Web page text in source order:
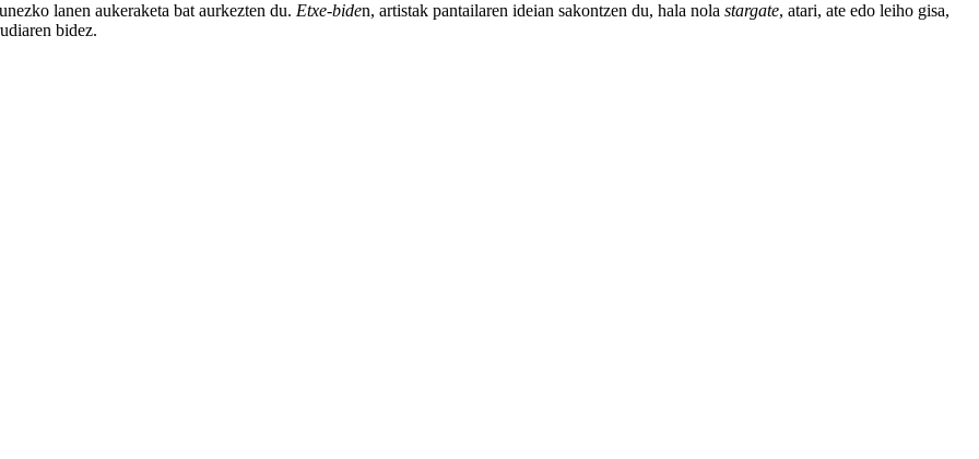
lanen aukeraketa bat aurkezten du. Etxe-biden, artistak pantailaren ideian sakontzen du, hala nola stargate, atari, ate edo leiho gisa,
bidez.